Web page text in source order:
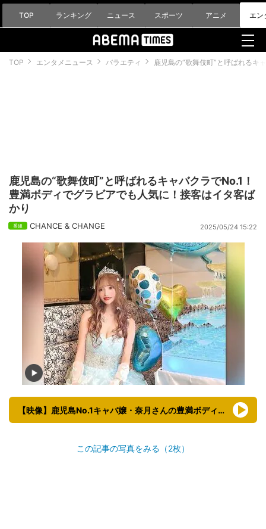
TOP ランキング ニュース スポーツ アニメ エン
TOP エンタメニュース バラエティ 鹿児島の“歌舞伎町”と呼ばれるキ
鹿児島の“歌舞伎町”と呼ばれるキャバクラでNo.1！
豊満ボディでグラビアでも人気に！接客はイタ客ば
かり
CHANCE & CHANGE 2025/05/24 15:22
【映像】鹿児島No.1キャバ嬢・奈月さんの豊満ボディグラビア（全身姿も）
この記事の写真をみる（2枚）